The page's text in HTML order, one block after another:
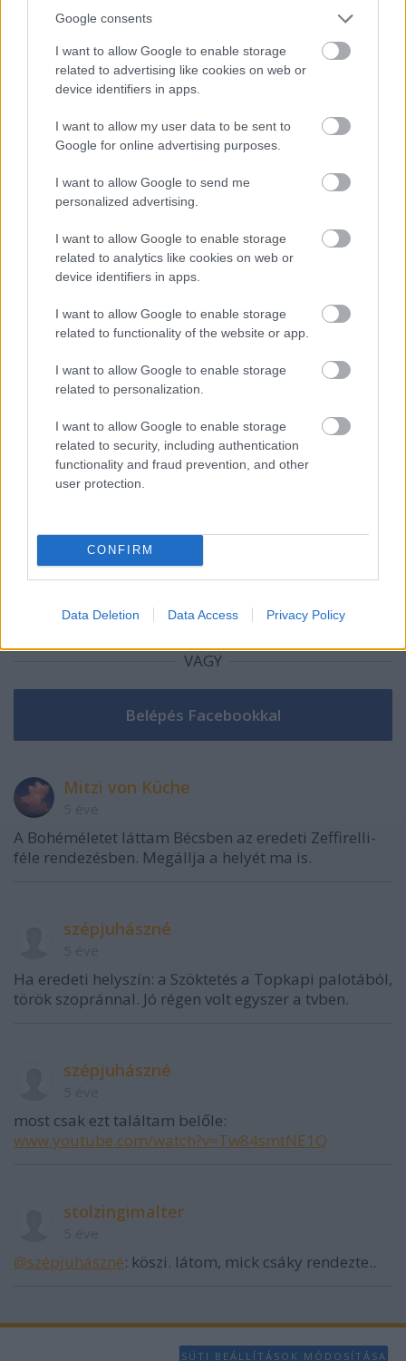
Google consents
I want to allow Google to enable storage
related to advertising like cookies on web or
device identifiers in apps.
I want to allow my user data to be sent to
Google for online advertising purposes.
I want to allow Google to send me
personalized advertising.
I want to allow Google to enable storage
related to analytics like cookies on web or
device identifiers in apps.
I want to allow Google to enable storage
related to functionality of the website or app.
I want to allow Google to enable storage
related to personalization.
I want to allow Google to enable storage
related to security, including authentication
functionality and fraud prevention, and other
user protection.
CONFIRM
Data Deletion Data Access Privacy Policy
Vigyázat, csókol!
Bartók, a bennszülött
Észveszejtő
Apai-anyai
Szólj hozzá!
A hozzászóláshoz be kell lépned!
VAGY
Mitzi von Küche
A Bohéméletet láttam Bécsben az eredeti Zeffirelli-
féle rendezésben. Megállja a helyét ma is.
szépjuhászné
Ha eredeti helyszín: a Szöktetés a Topkapi palotából,
török szopránnal. Jó régen volt egyszer a tvben.
szépjuhászné
most csak ezt találtam belőle:
www.youtube.com/watch?v=Tw84smtNE1Q
stolzingimalter
@szépjuhászné: köszi. látom, mick csáky rendezte..
SÜTI BEÁLLÍTÁSOK MÓDOSÍTÁSA